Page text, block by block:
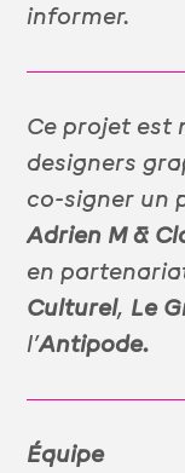
informer.
Ce projet est
designers
co-signer un
Adrien M &
en
Culturel, Le
l’Antipode.
Équipe